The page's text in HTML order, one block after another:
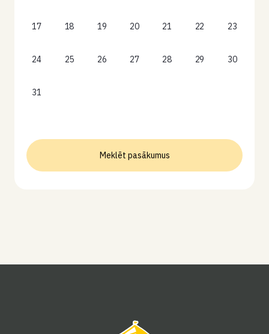
17 18 19 20 21 22 23
24 25 26 27 28 29 30
31
Meklēt pasākumus